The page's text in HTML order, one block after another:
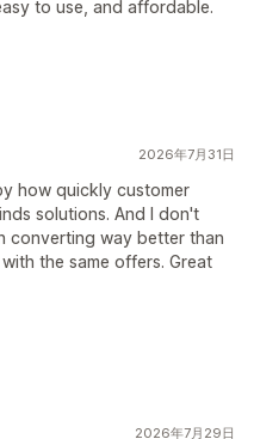
to use, and affordable.
2026年7月31日
how quickly customer
solutions. And I don't
converting way better than
the same offers. Great
2026年7月29日